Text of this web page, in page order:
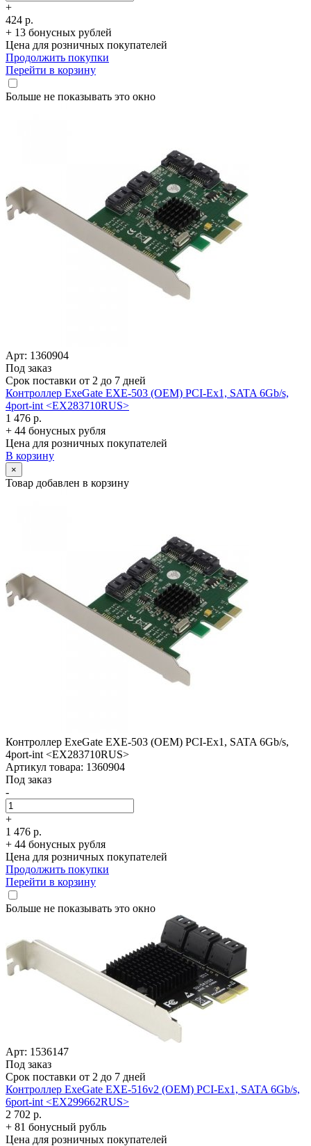
+
424 р.
+ 13 бонусных рублей
Цена для розничных покупателей
Продолжить покупки
Перейти в корзину
Больше не показывать это окно
Арт: 1360904
Под заказ
Срок поставки от 2 до 7 дней
Контроллер ExeGate EXE-503 (OEM) PCI-Ex1, SATA 6Gb/­s,
4port-int <EX283710RUS>
1 476 р.
+ 44 бонусных рубля
Цена для розничных покупателей
В корзину
×
Товар добавлен в корзину
Контроллер ExeGate EXE-503 (OEM) PCI-Ex1, SATA 6Gb/­s,
4port-int <EX283710RUS>
Артикул товара: 1360904
Под заказ
-
+
1 476 р.
+ 44 бонусных рубля
Цена для розничных покупателей
Продолжить покупки
Перейти в корзину
Больше не показывать это окно
Арт: 1536147
Под заказ
Срок поставки от 2 до 7 дней
Контроллер ExeGate EXE-516v2 (OEM) PCI-Ex1, SATA 6Gb/­s,
6port-int <EX299662RUS>
2 702 р.
+ 81 бонусный рубль
Цена для розничных покупателей